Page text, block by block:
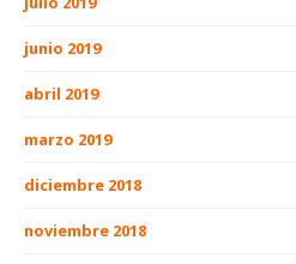
junio 2019
abril 2019
marzo 2019
diciembre 2018
noviembre 2018